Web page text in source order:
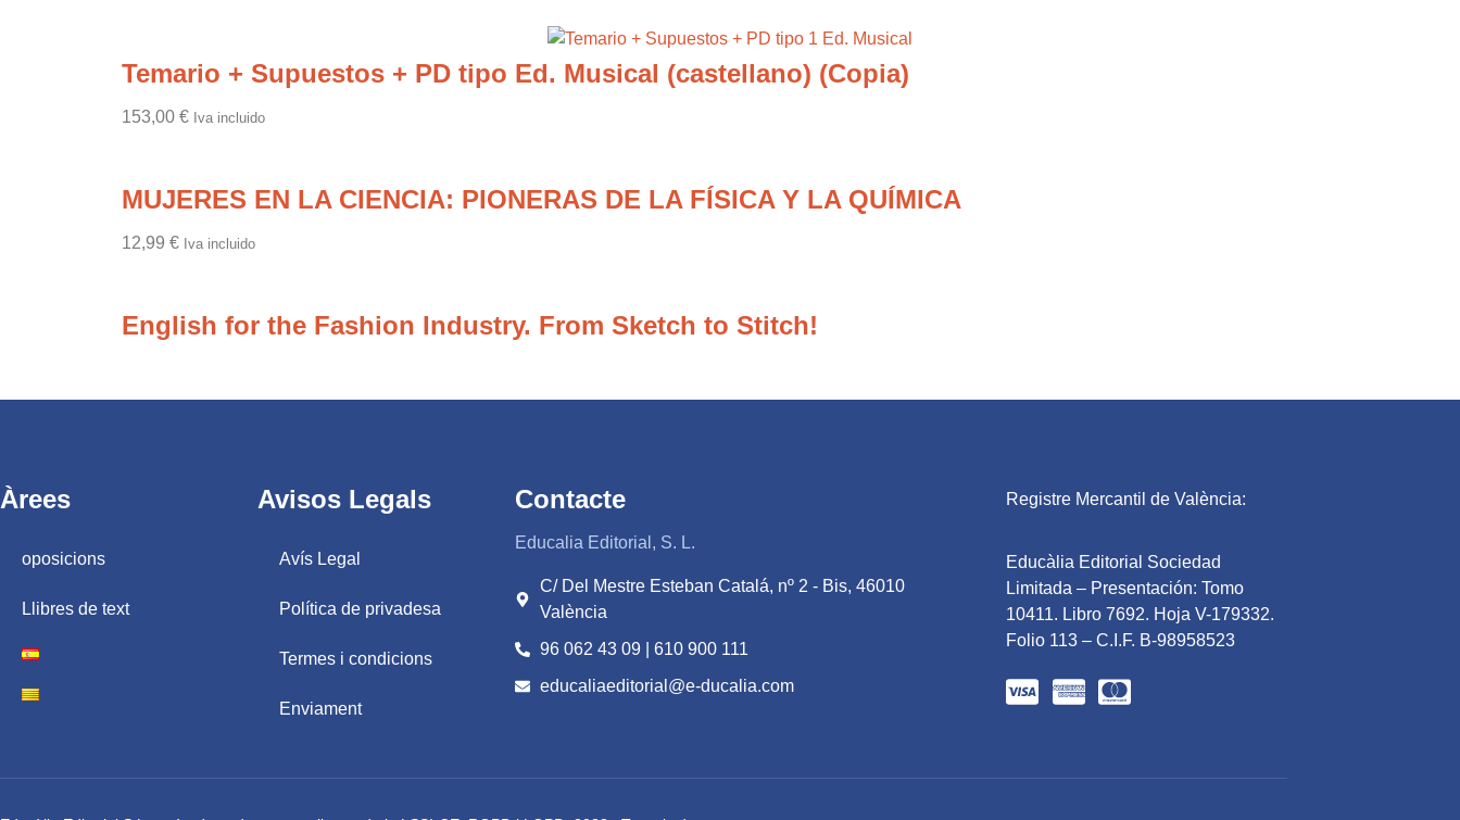
Temario + Supuestos + PD tipo Ed. Musical (castellano) (Copia)
153,00 € Iva incluido
MUJERES EN LA CIENCIA: PIONERAS DE LA FÍSICA Y LA QUÍMICA
12,99 € Iva incluido
English for the Fashion Industry. From Sketch to Stitch!
Àrees
oposicions
Llibres de text
Avisos Legals
Avís Legal
Política de privadesa
Termes i condicions
Enviament
Contacte
Educalia Editorial, S. L.
C/ Del Mestre Esteban Catalá, nº 2 - Bis, 46010
València
96 062 43 09 | 610 900 111
educaliaeditorial@e-ducalia.com
Registre Mercantil de València:
Educàlia Editorial Sociedad
Limitada – Presentación: Tomo
10411. Libro 7692. Hoja V-179332.
Folio 113 – C.I.F. B-98958523